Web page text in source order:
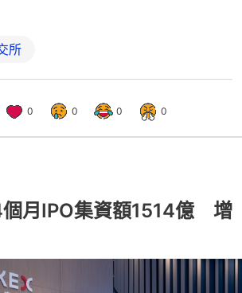
所
0 0 0 0
個月IPO集資額1514億 增